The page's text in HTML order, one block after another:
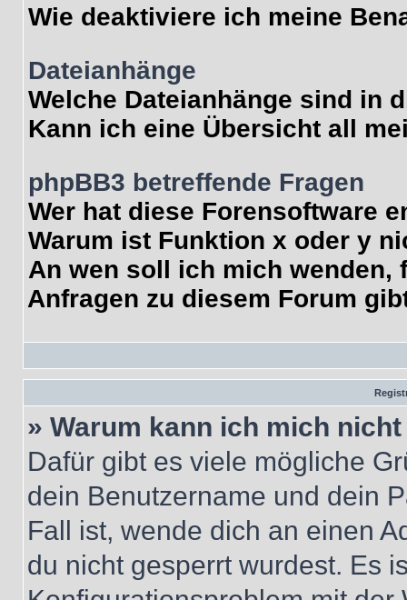
Wie deaktiviere ich meine
Dateianhänge
Welche Dateianhänge sind in
Kann ich eine Übersicht all
phpBB3 betreffende Fragen
Wer hat diese Forensoftware
Warum ist Funktion x oder y
An wen soll ich mich
Anfragen zu diesem Forum
» Warum kann ich mich
Dafür gibt es viele mögliche
dein Benutzername und dein
Fall ist, wende dich an einen
du nicht gesperrt wurdest. Es